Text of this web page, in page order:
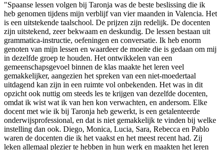
"Spaanse lessen volgen bij Taronja was de beste beslissing die ik
heb genomen tijdens mijn verblijf van vier maanden in Valencia. Het
is een uitstekende taalschool. De prijzen zijn redelijk. De docenten
zijn uitstekend, zeer bekwaam en deskundig. De lessen bestaan uit
grammatica-instructie, oefeningen en conversatie. Ik heb enorm
genoten van mijn lessen en waardeer de moeite die is gedaan om mij
in dezelfde groep te houden. Het ontwikkelen van een
gemeenschapsgevoel binnen de klas maakte het leren veel
gemakkelijker, aangezien het spreken van een niet-moedertaal
uitdagend kan zijn in een ruimte vol onbekenden. Het was in dit
opzicht ook nuttig om steeds les te krijgen van dezelfde docenten,
omdat ik wist wat ik van hen kon verwachten, en andersom. Elke
docent met wie ik bij Taronja heb gewerkt, is een getalenteerde
onderwijsprofessional, en dat is niet gemakkelijk te vinden bij welke
instelling dan ook. Diego, Monica, Lucia, Sara, Rebecca en Pablo
waren de docenten die ik het vaakst en het meest recent had. Zij
leken allemaal plezier te hebben in hun werk en maakten het leren